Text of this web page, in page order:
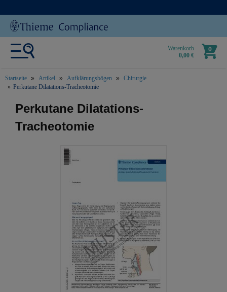
Warenkorb
0,00 €
0
Startseite Artikel Aufklärungsbögen
Chirurgie
Perkutane Dilatations-Tracheotomie
text.skipToContent
text.skipToNavigation
Perkutane Dilatations-
Tracheotomie